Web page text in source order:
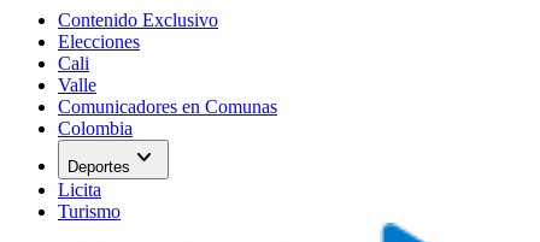
Contenido Exclusivo
Elecciones
Cali
Valle
Comunicadores en Comunas
Colombia
Deportes expand_more
Licita
Turismo